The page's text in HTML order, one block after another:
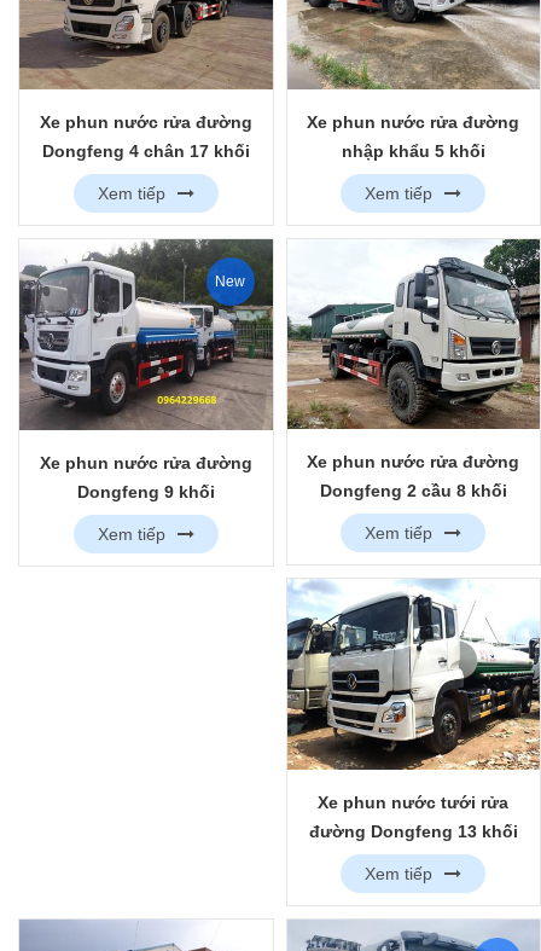
Xe phun nước rửa đường
Dongfeng 4 chân 17 khối
Xem tiếp
Xe phun nước rửa đường
nhập khẩu 5 khối
Dongfeng Euro 5
Xem tiếp
New
Xe phun nước rửa đường
Dongfeng 9 khối
Xem tiếp
Xe phun nước rửa đường
Dongfeng 2 cầu 8 khối
Xem tiếp
Xe phun nước tưới rửa
đường Dongfeng 13 khối
nhập khẩu
Xem tiếp